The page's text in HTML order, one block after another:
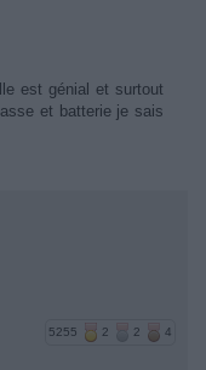
est génial et surtout
et batterie je sais
5255 2 2 4